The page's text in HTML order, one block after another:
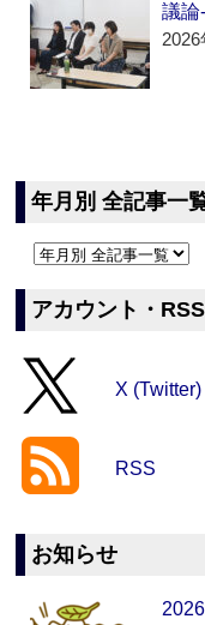
議論
年月別 全記事一
アカウント・RSS
X (Twitter)
RSS
お知らせ